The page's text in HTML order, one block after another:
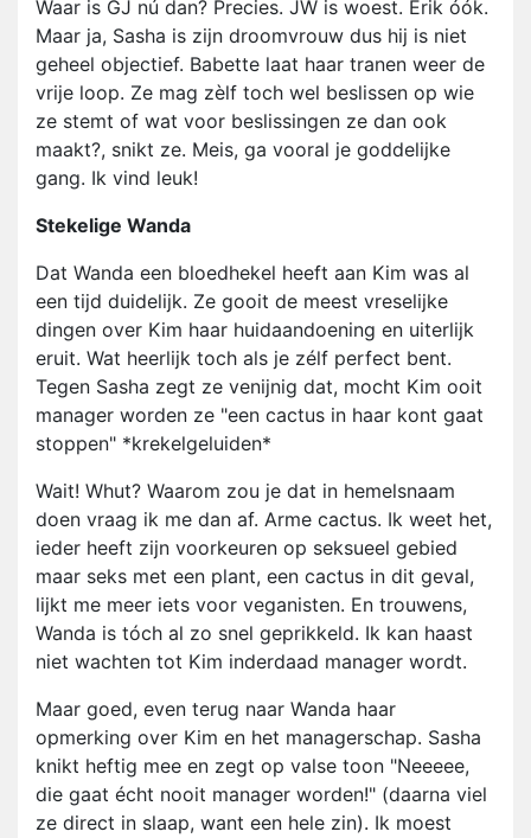
Waar is GJ nú dan? Precies. JW is woest. Erik óók.
Maar ja, Sasha is zijn droomvrouw dus hij is niet
geheel objectief. Babette laat haar tranen weer de
vrije loop. Ze mag zèlf toch wel beslissen op wie
ze stemt of wat voor beslissingen ze dan ook
maakt?, snikt ze. Meis, ga vooral je goddelijke
gang. Ik vind leuk!
Stekelige Wanda
Dat Wanda een bloedhekel heeft aan Kim was al
een tijd duidelijk. Ze gooit de meest vreselijke
dingen over Kim haar huidaandoening en uiterlijk
eruit. Wat heerlijk toch als je zélf perfect bent.
Tegen Sasha zegt ze venijnig dat, mocht Kim ooit
manager worden ze "een cactus in haar kont gaat
stoppen" *krekelgeluiden*
Wait! Whut? Waarom zou je dat in hemelsnaam
doen vraag ik me dan af. Arme cactus. Ik weet het,
ieder heeft zijn voorkeuren op seksueel gebied
maar seks met een plant, een cactus in dit geval,
lijkt me meer iets voor veganisten. En trouwens,
Wanda is tóch al zo snel geprikkeld. Ik kan haast
niet wachten tot Kim inderdaad manager wordt.
Maar goed, even terug naar Wanda haar
opmerking over Kim en het managerschap. Sasha
knikt heftig mee en zegt op valse toon "Neeeee,
die gaat écht nooit manager worden!" (daarna viel
ze direct in slaap, want een hele zin). Ik moest